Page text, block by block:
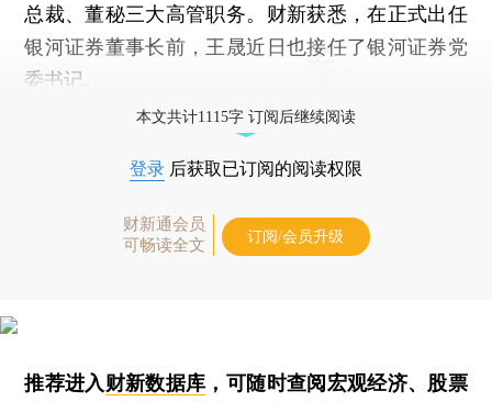
总裁、董秘三大高管职务。财新获悉，在正式出任
银河证券董事长前，王晟近日也接任了银河证券党
委书记。
本文共计1115字 订阅后继续阅读
登录 后获取已订阅的阅读权限
财新通会员
可畅读全文
订阅/会员升级
推荐进入财新数据库 ，可随时查阅宏观经济、股票